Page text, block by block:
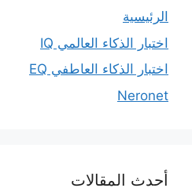
الرئيسية
اختبار الذكاء العالمي IQ
اختبار الذكاء العاطفي EQ
Neronet
أحدث المقالات